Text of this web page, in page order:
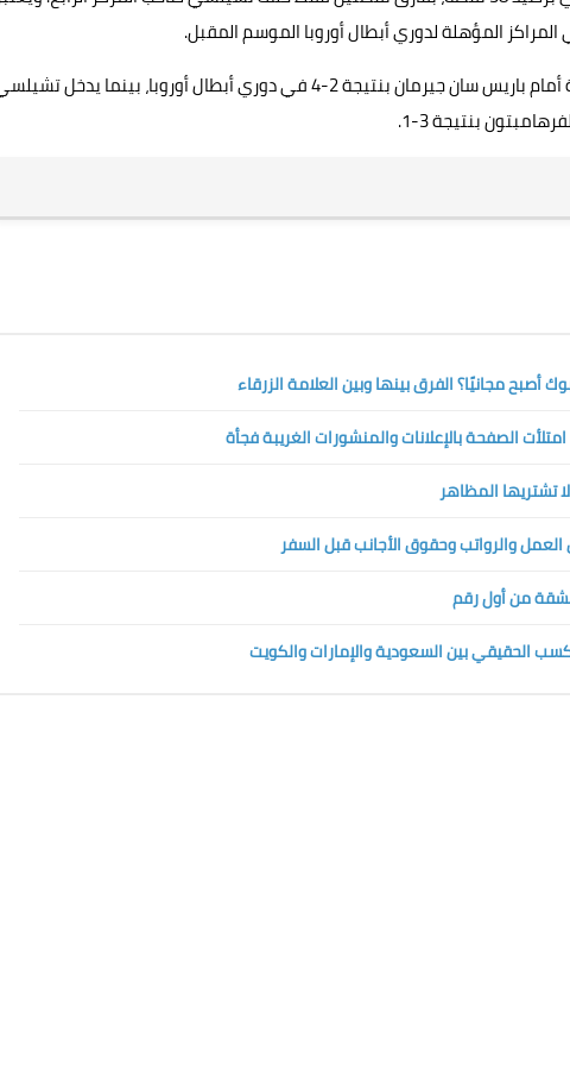
المؤهلة لدوري أبطال أوروبا الموسم المقبل.
من جهة أخرى، يسعى السيتي لتعويض خسارته الأخيرة أمام باريس سان جيرمان بنتيجة 2-4 في دوري أبطال أوروبا، بينما يدخل
بنتيجة 3-1.
الصفحة بالإعلانات والمنشورات الغريبة فجأة
تشتريها المظاهر
من أول رقم